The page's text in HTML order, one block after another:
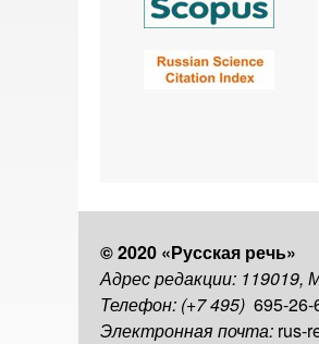
© 2020 «Русская речь»
Адрес редакции: 119019,
Телефон: (+7 495) 695-26-
Электронная почта: rus-